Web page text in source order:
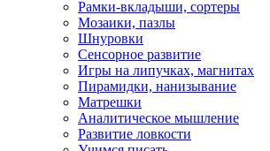
Рамки-вкладыши, сортеры
Мозаики, пазлы
Шнуровки
Сенсорное развитие
Игры на липучках, магнитах
Пирамидки, нанизывание
Матрешки
Аналитическое мышление
Развитие ловкости